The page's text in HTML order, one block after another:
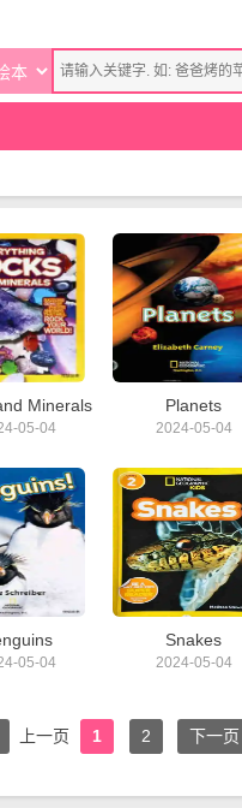
Minerals
05-04
Planets
2024-05-04
05-04
Snakes
2024-05-04
上一页 1 2 下一页